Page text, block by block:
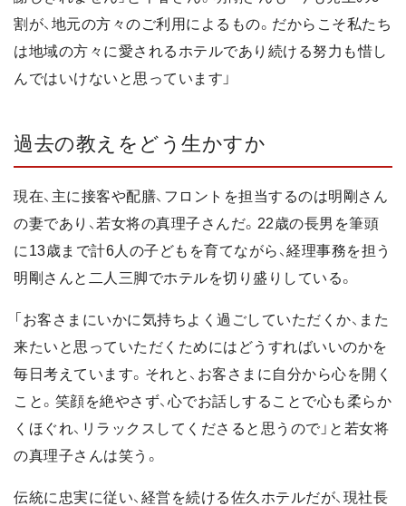
割が、地元の方々のご利用によるもの。だからこそ私たち
は地域の方々に愛されるホテルであり続ける努力も惜し
んではいけないと思っています」
過去の教えをどう生かすか
現在、主に接客や配膳、フロントを担当するのは明剛さん
の妻であり、若女将の真理子さんだ。22歳の長男を筆頭
に13歳まで計6人の子どもを育てながら、経理事務を担う
明剛さんと二人三脚でホテルを切り盛りしている。
「お客さまにいかに気持ちよく過ごしていただくか、また
来たいと思っていただくためにはどうすればいいのかを
毎日考えています。それと、お客さまに自分から心を開く
こと。笑顔を絶やさず、心でお話しすることで心も柔らか
くほぐれ、リラックスしてくださると思うので」と若女将
の真理子さんは笑う。
伝統に忠実に従い、経営を続ける佐久ホテルだが、現社長